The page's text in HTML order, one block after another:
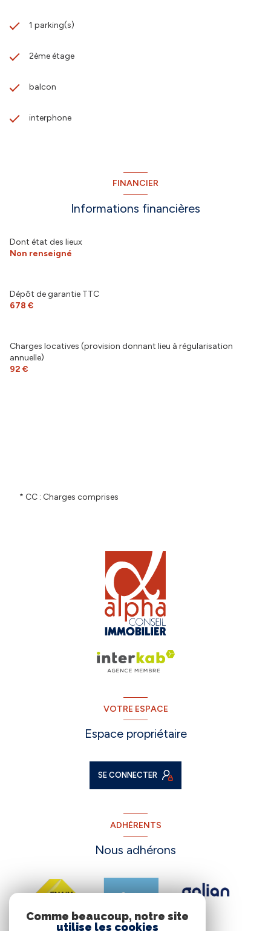
1 parking(s)
2ème étage
balcon
interphone
FINANCIER
Informations financières
Dont état des lieux
Non renseigné
Dépôt de garantie TTC
678 €
Charges locatives (provision donnant lieu à régularisation
annuelle)
92 €
* CC : Charges comprises
VOTRE ESPACE
Espace propriétaire
SE CONNECTER
ADHÉRENTS
Nous adhérons
Comme beaucoup, notre site
utilise les cookies